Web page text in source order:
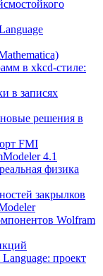
в xkcd-стиле:
в записях
решения в
FMI
4.1
физика
закрылков
Wolfram
проект